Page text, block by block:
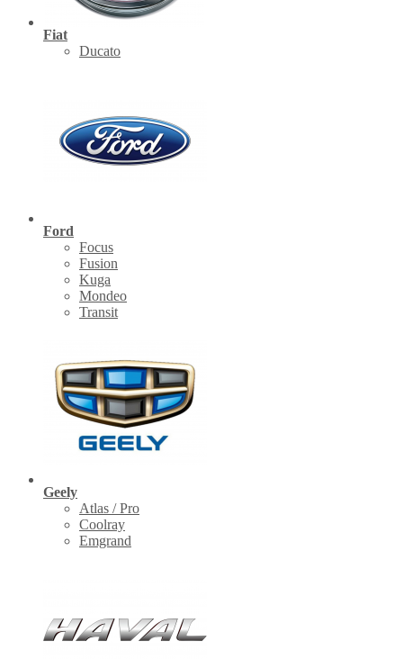
Fiat
Ducato
Ford
Focus
Fusion
Kuga
Mondeo
Transit
Geely
Atlas / Pro
Coolray
Emgrand